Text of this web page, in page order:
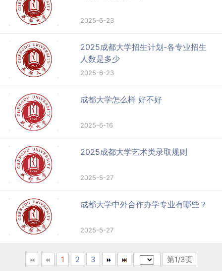
2025-6-23
2025成都大学招生计划-各专业招生
人数是多少
2025-6-23
成都大学怎么样 好不好
2025-6-16
2025成都大学艺术类录取规则
2025-5-27
成都大学中外合作办学专业有哪些？
2025-5-27
1 2 3 第1/3页